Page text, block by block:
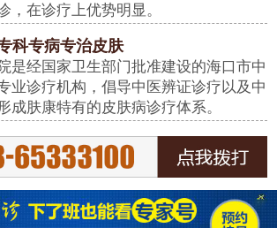
，在诊疗上优势明显。
科专病专治皮肤
是经国家卫生部门批准建设的海口市中
业诊疗机构，倡导中医辨证诊疗以及中
成肤康特有的皮肤病诊疗体系。